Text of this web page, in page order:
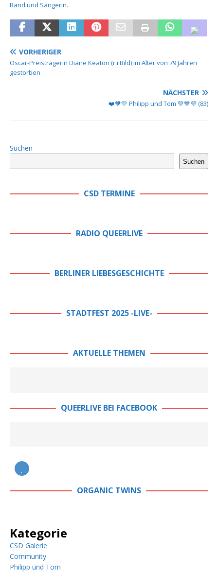
Band und Sängerin.
VORHERIGER
Oscar-Preisträgerin Diane Keaton (r.i.Bild) im Alter von 79 Jahren
gestorben
NÄCHSTER
❤️🧡💛 Philipp und Tom 💚💙💜 (83)
Suchen
Suchen
CSD TERMINE
RADIO QUEERLIVE
BERLINER LIEBESGESCHICHTE
STADTFEST 2025 -LIVE-
AKTUELLE THEMEN
QUEERLIVE BEI FACEBOOK
ORGANIC TWINS
Kategorie
CSD Galerie
Community
Philipp und Tom